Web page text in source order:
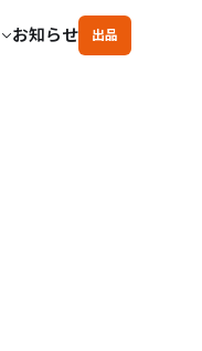
お知らせ 出品